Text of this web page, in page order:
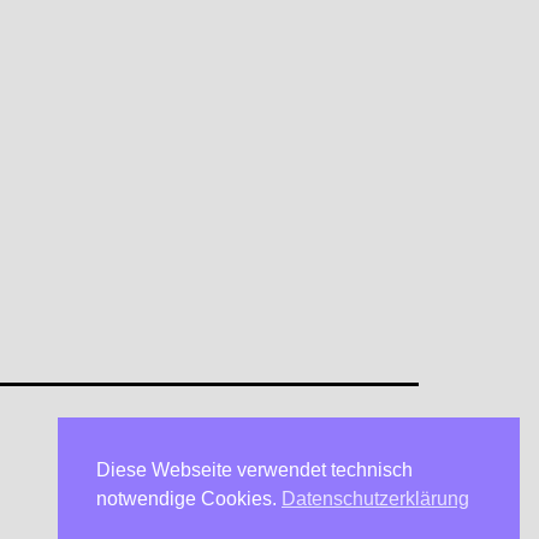
Datenschutzerklärung
Diese Webseite verwendet technisch
notwendige Cookies. Datenschutzerklärung